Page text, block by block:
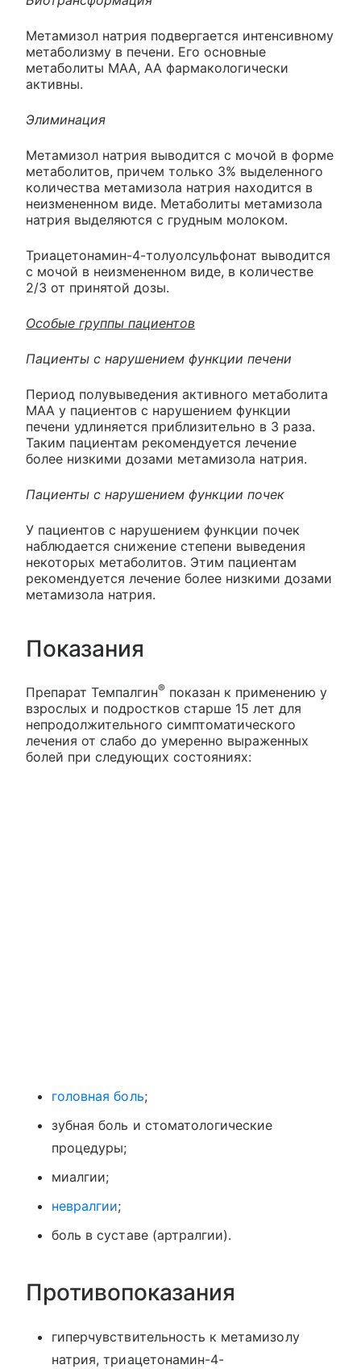
Метамизол натрия подвергается интенсивному
метаболизму в печени. Его основные
метаболиты МАА, АА фармакологически
активны.
Элиминация
Метамизол натрия выводится с мочой в форме
метаболитов, причем только 3% выделенного
количества метамизола натрия находится в
неизмененном виде. Метаболиты метамизола
натрия выделяются с грудным молоком.
Триацетонамин-4-толуолсульфонат выводится
с мочой в неизмененном виде, в количестве
2/3 от принятой дозы.
Особые группы пациентов
Пациенты с нарушением функции печени
Период полувыведения активного метаболита
МАА у пациентов с нарушением функции
печени удлиняется приблизительно в 3 раза.
Таким пациентам рекомендуется лечение
более низкими дозами метамизола натрия.
Пациенты с нарушением функции почек
У пациентов с нарушением функции почек
наблюдается снижение степени выведения
некоторых метаболитов. Этим пациентам
рекомендуется лечение более низкими дозами
метамизола натрия.
Показания
Препарат Темпалгин® показан к применению у
взрослых и подростков старше 15 лет для
непродолжительного симптоматического
лечения от слабо до умеренно выраженных
болей при следующих состояниях:
головная боль;
зубная боль и стоматологические
процедуры;
миалгии;
невралгии;
боль в суставе (артралгии).
Противопоказания
гиперчувствительность к метамизолу
натрия, триацетонамин-4-